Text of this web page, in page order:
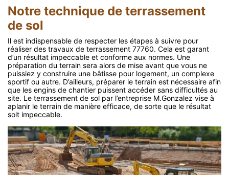
Notre technique de terrassement
de sol
Il est indispensable de respecter les étapes à suivre pour
réaliser des travaux de terrassement 77760. Cela est garant
d’un résultat impeccable et conforme aux normes. Une
préparation du terrain sera alors de mise avant que vous ne
puissiez y construire une bâtisse pour logement, un complexe
sportif ou autre. D’ailleurs, préparer le terrain est nécessaire afin
que les engins de chantier puissent accéder sans difficultés au
site. Le terrassement de sol par l’entreprise M.Gonzalez vise à
aplanir le terrain de manière efficace, de sorte que le résultat
soit impeccable.